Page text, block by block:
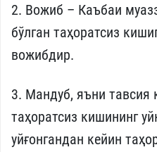
2. Вожиб – Каъбаи
бўлган таҳоратсиз
вожибдир.
3. Мандуб, яъни тавсия
таҳоратсиз кишининг
уйғонгандан кейин